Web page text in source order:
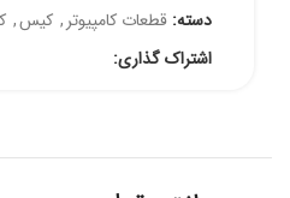
دسته: قطعات کامپیوتر , کیس,
اشتراک گذاری: